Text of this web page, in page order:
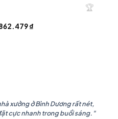
₫
🏆
xưởng ở Bình Dương rất nét,
cực nhanh trong buổi sáng."